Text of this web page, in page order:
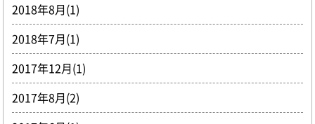
2018年8月(1)
2018年7月(1)
2017年12月(1)
2017年8月(2)